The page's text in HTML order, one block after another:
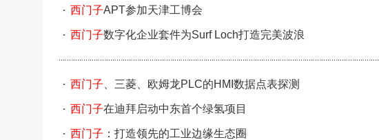
西门子APT参加天津工博会
西门子数字化企业套件为Surf Loch打造完美波浪
西门子 、三菱、欧姆龙PLC的HMI数据点表探测
西门子在迪拜启动中东首个绿氢项目
西门子 ：打造领先的工业边缘生态圈